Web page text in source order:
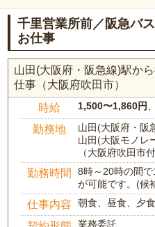
千里営業所前／阪急バ
お仕事
山田(大阪府・阪急線)駅か
仕事（大阪府吹田市）
時給 1,500〜1,860円
勤務地
山田(大阪府・阪
山田(大阪モノレ
（大阪府吹田市付
勤務時間
8時～20時の間
が可能です。(候
仕事内容 朝食、昼食、夕
業務委託